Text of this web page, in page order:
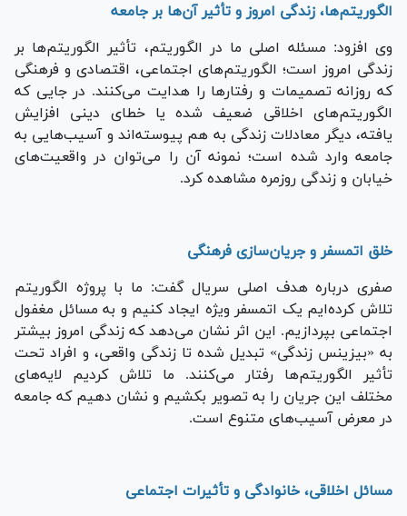
الگوریتم‌ها، زندگی امروز و تأثیر آن‌ها بر جامعه
وی افزود: مسئله اصلی ما در الگوریتم، تأثیر الگوریتم‌ها بر
زندگی امروز است؛ الگوریتم‌های اجتماعی، اقتصادی و فرهنگی
که روزانه تصمیمات و رفتارها را هدایت می‌کنند. در جایی که
الگوریتم‌های اخلاقی ضعیف شده یا خطای دینی افزایش
یافته، دیگر معادلات زندگی به هم پیوسته‌اند و آسیب‌هایی به
جامعه وارد شده است؛ نمونه آن را می‌توان در واقعیت‌های
خیابان و زندگی روزمره مشاهده کرد.
خلق اتمسفر و جریان‌سازی فرهنگی
صفری درباره هدف اصلی سریال گفت: ما با پروژه الگوریتم
تلاش کرده‌ایم یک اتمسفر ویژه ایجاد کنیم و به مسائل مغفول
اجتماعی بپردازیم. این اثر نشان می‌دهد که زندگی امروز بیشتر
به «بیزینس زندگی» تبدیل شده تا زندگی واقعی، و افراد تحت
تأثیر الگوریتم‌ها رفتار می‌کنند. ما تلاش کردیم لایه‌های
مختلف این جریان را به تصویر بکشیم و نشان دهیم که جامعه
در معرض آسیب‌های متنوع است.
مسائل اخلاقی، خانوادگی و تأثیرات اجتماعی